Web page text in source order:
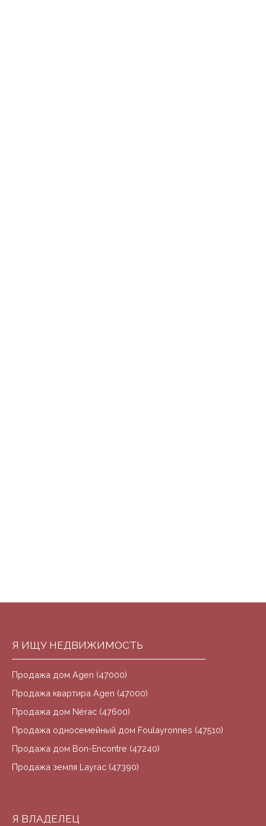
Я ИЩУ НЕДВИЖИМОСТЬ
Продажа дом Agen (47000)
Продажа квартира Agen (47000)
Продажа дом Nérac (47600)
Продажа односемейный дом Foulayronnes (47510)
Продажа дом Bon-Encontre (47240)
Продажа земля Layrac (47390)
Я ВЛАДЕЛЕЦ